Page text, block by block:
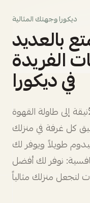
ديكورا وجهتك المثالية
بالعديد
الفريدة
في ديكورا
إلى طاولة القهوة
كل غرفة في منزلك
طويلاً ويوفر لك
نوفر لك أفضل